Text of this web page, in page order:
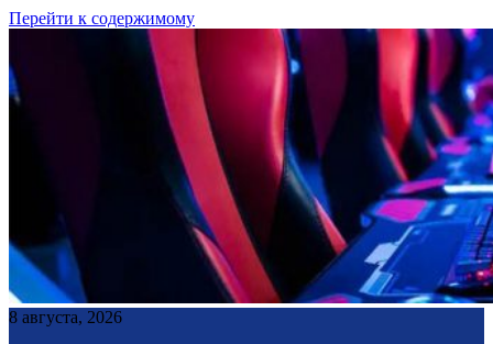
Перейти к содержимому
8 августа, 2026